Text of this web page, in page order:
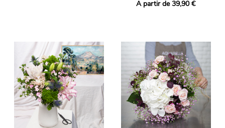
A partir de 39,90 €